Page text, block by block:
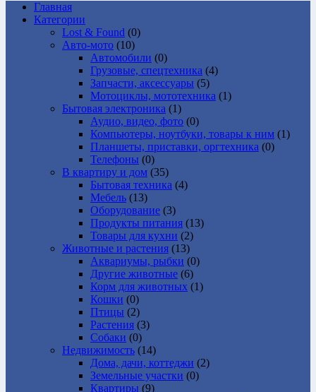
Главная
Категории
Lost & Found (0)
Авто-мото (10)
Автомобили (0)
Грузовые, спецтехника (4)
Запчасти, аксессуары (5)
Мотоциклы, мототехника (1)
Бытовая электроника (1)
Аудио, видео, фото (0)
Компьютеры, ноутбуки, товары к ним (1)
Планшеты, приставки, оргтехника (0)
Телефоны (0)
В квартиру и дом (35)
Бытовая техника (4)
Мебель (13)
Оборудование (3)
Продукты питания (13)
Товары для кухни (2)
Животные и растения (13)
Аквариумы, рыбки (0)
Другие животные (6)
Корм для животных (1)
Кошки (0)
Птицы (2)
Растения (3)
Собаки (0)
Недвижимость (14)
Дома, дачи, коттеджи (2)
Земельные участки (0)
Квартиры (9)